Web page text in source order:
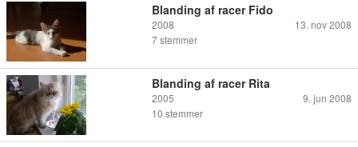
Blanding af racer Fido
2008
13. nov 2008
7 stemmer
Blanding af racer Rita
2005
9. jun 2008
10 stemmer